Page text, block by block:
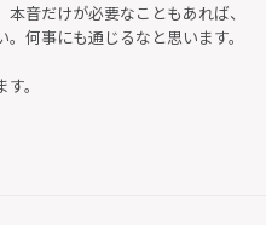
音だけが必要なこともあれば、
何事にも通じるなと思います。
。